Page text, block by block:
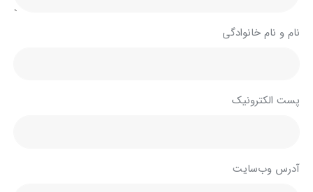
نام و نام خانوادگی
پست الکترونیک
آدرس وب‌سایت